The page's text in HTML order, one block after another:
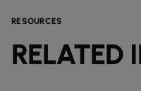
RESOURCES
RELATED